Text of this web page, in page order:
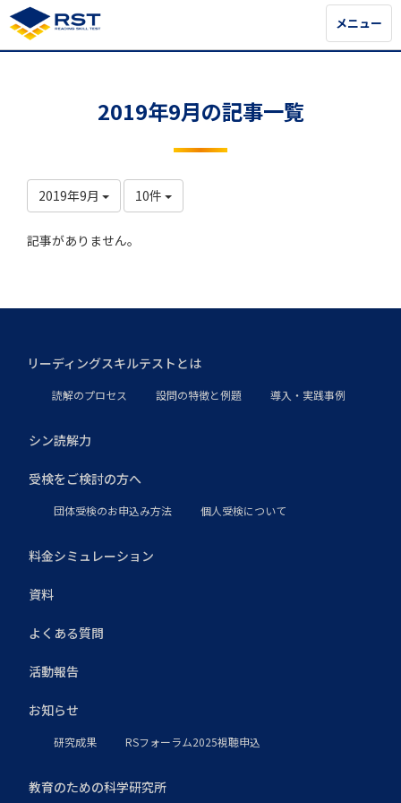
メニュー
メニュー
2019年9月の記事一覧
2019年9月 10件
記事がありません。
リーディングスキルテストとは
読解のプロセス 設問の特徴と例題 導入・実践事例
シン読解力
受検をご検討の方へ
団体受検のお申込み方法 個人受検について
料金シミュレーション
資料
よくある質問
活動報告
お知らせ
研究成果 RSフォーラム2025視聴申込
教育のための科学研究所